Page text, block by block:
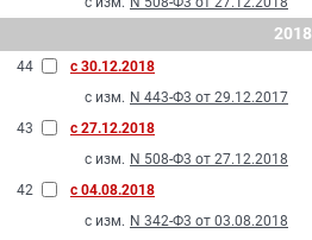
2018
44
с 30.12.2018
с изм. N 443-Ф3 от 29.12.2017
43
с 27.12.2018
с изм. N 508-Ф3 от 27.12.2018
42
с 04.08.2018
с изм. N 342-Ф3 от 03.08.2018